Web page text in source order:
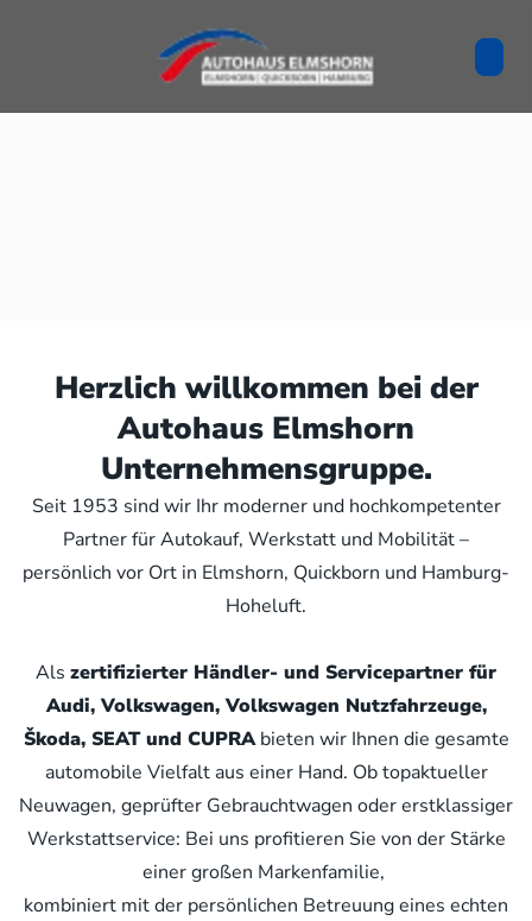
Herzlich willkommen bei der
Autohaus Elmshorn
Unternehmensgruppe.
Seit 1953 sind wir Ihr moderner und hochkompetenter
Partner für Autokauf, Werkstatt und Mobilität –
persönlich vor Ort in Elmshorn, Quickborn und Hamburg-
Hoheluft.
Als zertifizierter Händler- und Servicepartner für
Audi, Volkswagen, Volkswagen Nutzfahrzeuge,
Škoda, SEAT und CUPRAbieten wir Ihnen die gesamte
automobile Vielfalt aus einer Hand. Ob topaktueller
Neuwagen, geprüfter Gebrauchtwagen oder erstklassiger
Werkstattservice: Bei uns profitieren Sie von der Stärke
einer großen Markenfamilie,
kombiniert mit der persönlichen Betreuung eines echten